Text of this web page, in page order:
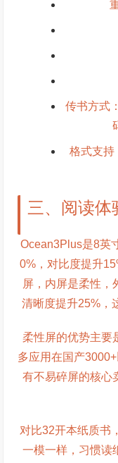
传书方式
格式支持
三、阅读体
Ocean3Plus是8英
0%，对比度提升
屏，内屏是柔性，
清晰度提升25%，
柔性屏的优势主要
多应用在国产
有不易碎屏的核心
对比32开本纸质书
一模一样，习惯读